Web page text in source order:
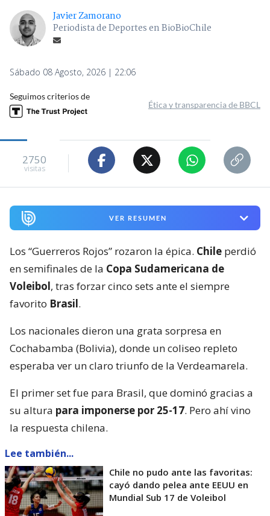
Javier Zamorano
Periodista de Deportes en BioBioChile
Sábado 08 Agosto, 2026 | 22:06
Seguimos criterios de
Ética y transparencia de BBCL
2750
visitas
VER RESUMEN
Los “Guerreros Rojos” rozaron la épica. Chile perdió
en semifinales de la Copa Sudamericana de
Voleibol, tras forzar cinco sets ante el siempre
favorito Brasil.
Los nacionales dieron una grata sorpresa en
Cochabamba (Bolivia), donde un coliseo repleto
esperaba ver un claro triunfo de la Verdeamarela.
El primer set fue para Brasil, que dominó gracias a
su altura para imponerse por 25-17. Pero ahí vino
la respuesta chilena.
Lee también...
Chile no pudo ante las favoritas:
cayó dando pelea ante EEUU en
Mundial Sub 17 de Voleibol